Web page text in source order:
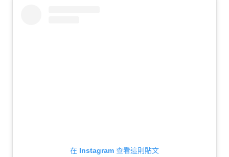
在 Instagram 查看這則貼文